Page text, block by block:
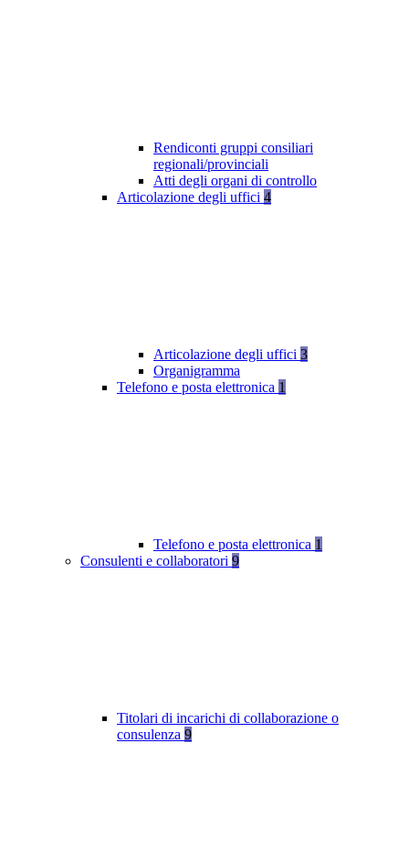
Rendiconti gruppi consiliari
regionali/provinciali
Atti degli organi di controllo
Articolazione degli uffici 4
Articolazione degli uffici 3
Organigramma
Telefono e posta elettronica 1
Telefono e posta elettronica 1
Consulenti e collaboratori 9
Titolari di incarichi di collaborazione o
consulenza 9